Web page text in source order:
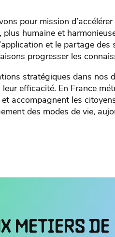
pour mission
plus humaine et
et le partage des
progresser les
stratégiques dans nos
efficacité. En France
accompagnent les
des modes de vie,
METIERS DE